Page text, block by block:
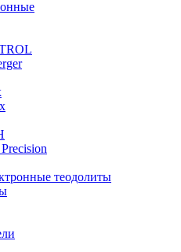
теодолиты